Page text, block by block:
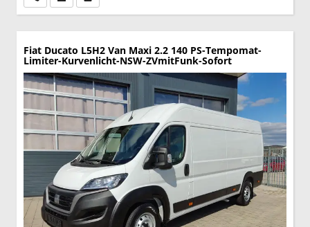
Fiat Ducato L5H2 Van Maxi 2.2 140 PS-Tempomat-
Limiter-Kurvenlicht-NSW-ZVmitFunk-Sofort